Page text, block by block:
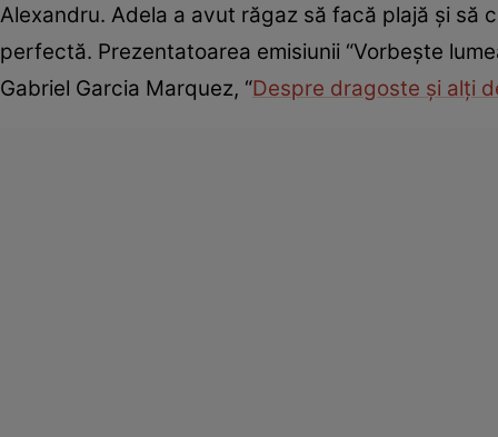
Alexandru. Adela a avut răgaz să facă plajă şi
perfectă. Prezentatoarea emisiunii “Vorbeşte
Gabriel Garcia Marquez, “Despre dragoste şi alţi